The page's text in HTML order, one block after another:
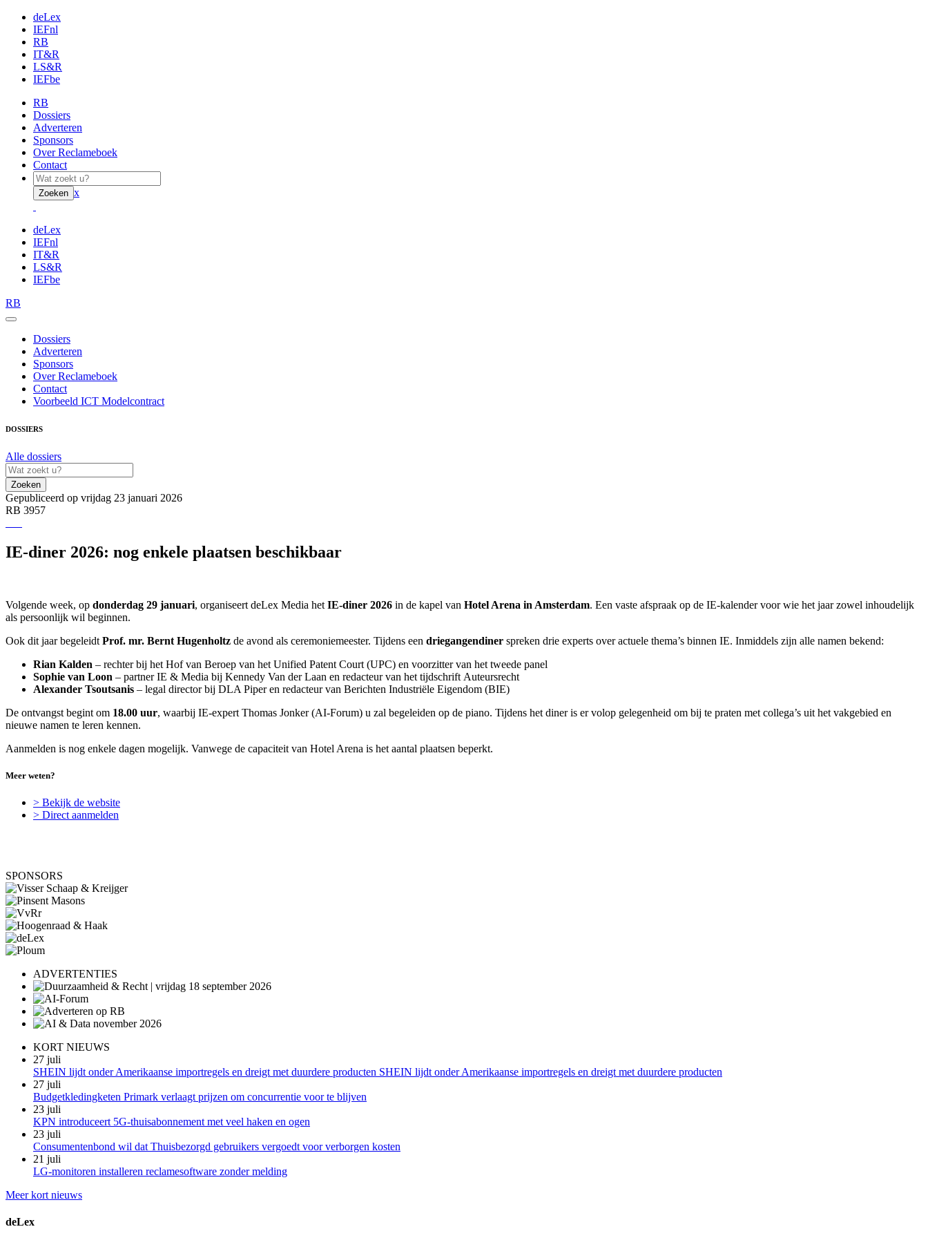
deLex
IEFnl
RB
IT&R
LS&R
IEFbe
RB
Dossiers
Adverteren
Sponsors
Over Reclameboek
Contact
Zoeken x
deLex
IEFnl
IT&R
LS&R
IEFbe
RB
Dossiers
Adverteren
Sponsors
Over Reclameboek
Contact
Voorbeeld ICT Modelcontract
DOSSIERS
Alle dossiers
Zoeken
Gepubliceerd op vrijdag 23 januari 2026
RB 3957
IE-diner 2026: nog enkele plaatsen beschikbaar
Volgende week, op donderdag 29 januari, organiseert deLex Media het IE-diner 2026 in de kapel van Hotel Arena in Amsterdam. Een vaste afspraak op de IE-kalender voor wie het jaar zowel inhoudelijk
als persoonlijk wil beginnen.
Ook dit jaar begeleidt Prof. mr. Bernt Hugenholtz de avond als ceremoniemeester. Tijdens een driegangendiner spreken drie experts over actuele thema’s binnen IE. Inmiddels zijn alle namen bekend:
Rian Kalden – rechter bij het Hof van Beroep van het Unified Patent Court (UPC) en voorzitter van het tweede panel
Sophie van Loon – partner IE & Media bij Kennedy Van der Laan en redacteur van het tijdschrift Auteursrecht
Alexander Tsoutsanis – legal director bij DLA Piper en redacteur van Berichten Industriële Eigendom (BIE)
De ontvangst begint om 18.00 uur, waarbij IE-expert Thomas Jonker (AI-Forum) u zal begeleiden op de piano. Tijdens het diner is er volop gelegenheid om bij te praten met collega’s uit het vakgebied en
nieuwe namen te leren kennen.
Aanmelden is nog enkele dagen mogelijk. Vanwege de capaciteit van Hotel Arena is het aantal plaatsen beperkt.
Meer weten?
> Bekijk de website
> Direct aanmelden
SPONSORS
ADVERTENTIES
KORT NIEUWS
27 juli
SHEIN lijdt onder Amerikaanse importregels en dreigt met duurdere producten SHEIN lijdt onder Amerikaanse importregels en dreigt met duurdere producten
27 juli
Budgetkledingketen Primark verlaagt prijzen om concurrentie voor te blijven
23 juli
KPN introduceert 5G-thuisabonnement met veel haken en ogen
23 juli
Consumentenbond wil dat Thuisbezorgd gebruikers vergoedt voor verborgen kosten
21 juli
LG-monitoren installeren reclamesoftware zonder melding
Meer kort nieuws
deLex